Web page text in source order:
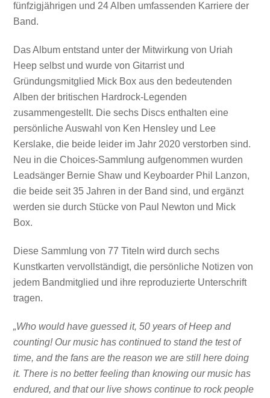
fünfzigjährigen und 24 Alben umfassenden Karriere der
Band.
Das Album entstand unter der Mitwirkung von Uriah
Heep selbst und wurde von Gitarrist und
Gründungsmitglied Mick Box aus den bedeutenden
Alben der britischen Hardrock-Legenden
zusammengestellt. Die sechs Discs enthalten eine
persönliche Auswahl von Ken Hensley und Lee
Kerslake, die beide leider im Jahr 2020 verstorben sind.
Neu in die Choices-Sammlung aufgenommen wurden
Leadsänger Bernie Shaw und Keyboarder Phil Lanzon,
die beide seit 35 Jahren in der Band sind, und ergänzt
werden sie durch Stücke von Paul Newton und Mick
Box.
Diese Sammlung von 77 Titeln wird durch sechs
Kunstkarten vervollständigt, die persönliche Notizen von
jedem Bandmitglied und ihre reproduzierte Unterschrift
tragen.
„Who would have guessed it, 50 years of Heep and
counting! Our music has continued to stand the test of
time, and the fans are the reason we are still here doing
it. There is no better feeling than knowing our music has
endured, and that our live shows continue to rock people